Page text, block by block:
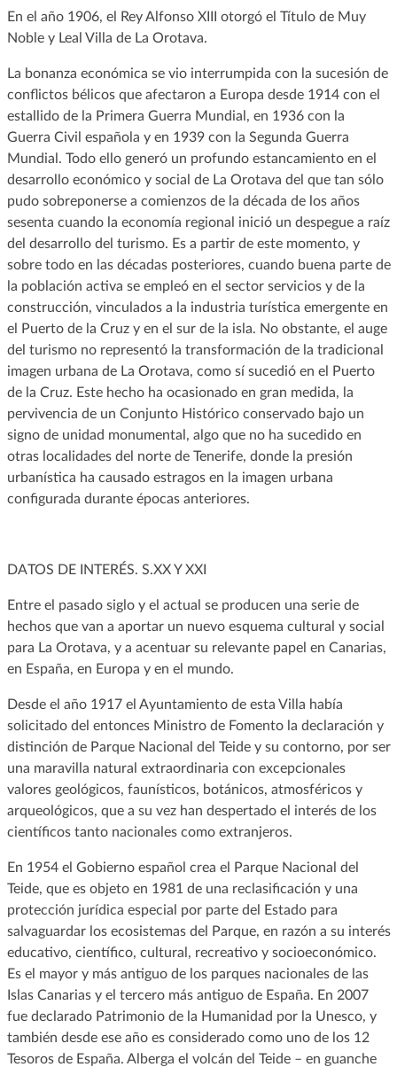
En el año 1906, el Rey Alfonso XIII otorgó el Título de Muy
Noble y Leal Villa de La Orotava.
La bonanza económica se vio interrumpida con la sucesión de
conflictos bélicos que afectaron a Europa desde 1914 con el
estallido de la Primera Guerra Mundial, en 1936 con la
Guerra Civil española y en 1939 con la Segunda Guerra
Mundial. Todo ello generó un profundo estancamiento en el
desarrollo económico y social de La Orotava del que tan sólo
pudo sobreponerse a comienzos de la década de los años
sesenta cuando la economía regional inició un despegue a raíz
del desarrollo del turismo. Es a partir de este momento, y
sobre todo en las décadas posteriores, cuando buena parte de
la población activa se empleó en el sector servicios y de la
construcción, vinculados a la industria turística emergente en
el Puerto de la Cruz y en el sur de la isla. No obstante, el auge
del turismo no representó la transformación de la tradicional
imagen urbana de La Orotava, como sí sucedió en el Puerto
de la Cruz. Este hecho ha ocasionado en gran medida, la
pervivencia de un Conjunto Histórico conservado bajo un
signo de unidad monumental, algo que no ha sucedido en
otras localidades del norte de Tenerife, donde la presión
urbanística ha causado estragos en la imagen urbana
configurada durante épocas anteriores.
DATOS DE INTERÉS. S.XX Y XXI
Entre el pasado siglo y el actual se producen una serie de
hechos que van a aportar un nuevo esquema cultural y social
para La Orotava, y a acentuar su relevante papel en Canarias,
en España, en Europa y en el mundo.
Desde el año 1917 el Ayuntamiento de esta Villa había
solicitado del entonces Ministro de Fomento la declaración y
distinción de Parque Nacional del Teide y su contorno, por ser
una maravilla natural extraordinaria con excepcionales
valores geológicos, faunísticos, botánicos, atmosféricos y
arqueológicos, que a su vez han despertado el interés de los
científicos tanto nacionales como extranjeros.
En 1954 el Gobierno español crea el Parque Nacional del
Teide, que es objeto en 1981 de una reclasificación y una
protección jurídica especial por parte del Estado para
salvaguardar los ecosistemas del Parque, en razón a su interés
educativo, científico, cultural, recreativo y socioeconómico.
Es el mayor y más antiguo de los parques nacionales de las
Islas Canarias y el tercero más antiguo de España. En 2007
fue declarado Patrimonio de la Humanidad por la Unesco, y
también desde ese año es considerado como uno de los 12
Tesoros de España. Alberga el volcán del Teide – en guanche